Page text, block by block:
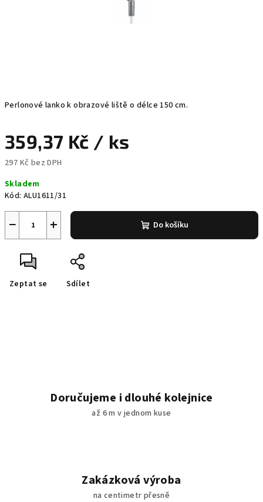
Perlonové lanko k obrazové liště o délce 150 cm.
359,37 Kč / ks
297 Kč bez DPH
cena:
Skladem
Kód: ALU1611/31
+
− Do košíku
Zeptat se Sdílet
Doručujeme i dlouhé kolejnice
až 6 m v jednom kuse
Zakázková výroba
na centimetr přesně